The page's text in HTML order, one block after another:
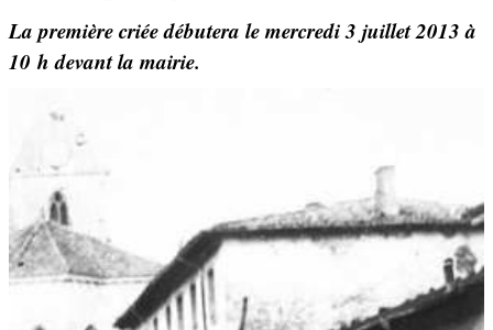
La première criée débutera le mercredi 3 juillet 2013 à
10 h devant la mairie.